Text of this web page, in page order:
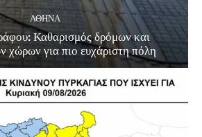
ΑΘΗΝΑ
Καθαρισμός δρόμων και
χώρων για πιο ευχάριστη πόλη